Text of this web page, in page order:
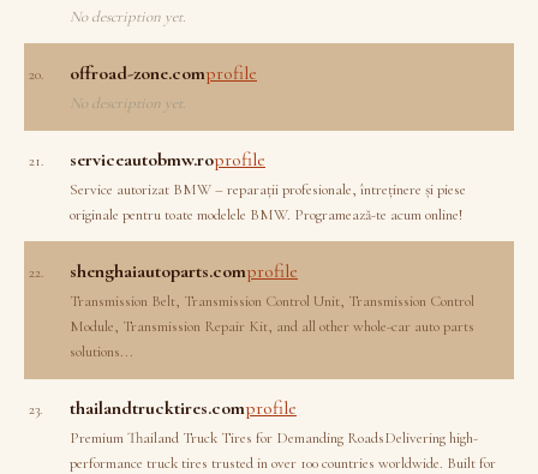
No description yet.
20. offroad-zone.comprofile
No description yet.
21. serviceautobmw.roprofile
Service autorizat BMW – reparații profesionale, întreținere și piese
originale pentru toate modelele BMW. Programează-te acum online!
22. shenghaiautoparts.comprofile
Transmission Belt, Transmission Control Unit, Transmission Control
Module, Transmission Repair Kit, and all other whole-car auto parts
solutions...
23. thailandtrucktires.comprofile
Premium Thailand Truck Tires for Demanding RoadsDelivering high-
performance truck tires trusted in over 100 countries worldwide. Built for